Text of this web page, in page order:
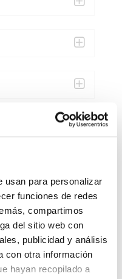
usan para personalizar
funciones de redes
compartimos
del sitio web con
publicidad y análisis
con otra información
hayan recopilado a